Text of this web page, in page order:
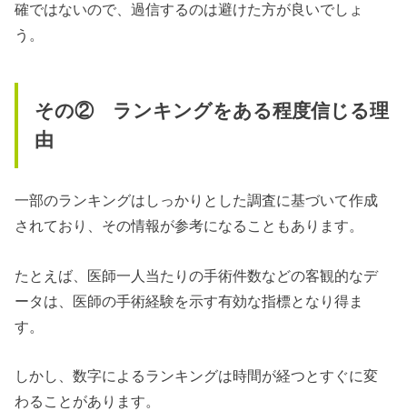
確ではないので、過信するのは避けた方が良いでしょ
う。
その② ランキングをある程度信じる理
由
一部のランキングはしっかりとした調査に基づいて作成
されており、その情報が参考になることもあります。
たとえば、医師一人当たりの手術件数などの客観的なデ
ータは、医師の手術経験を示す有効な指標となり得ま
す。
しかし、数字によるランキングは時間が経つとすぐに変
わることがあります。